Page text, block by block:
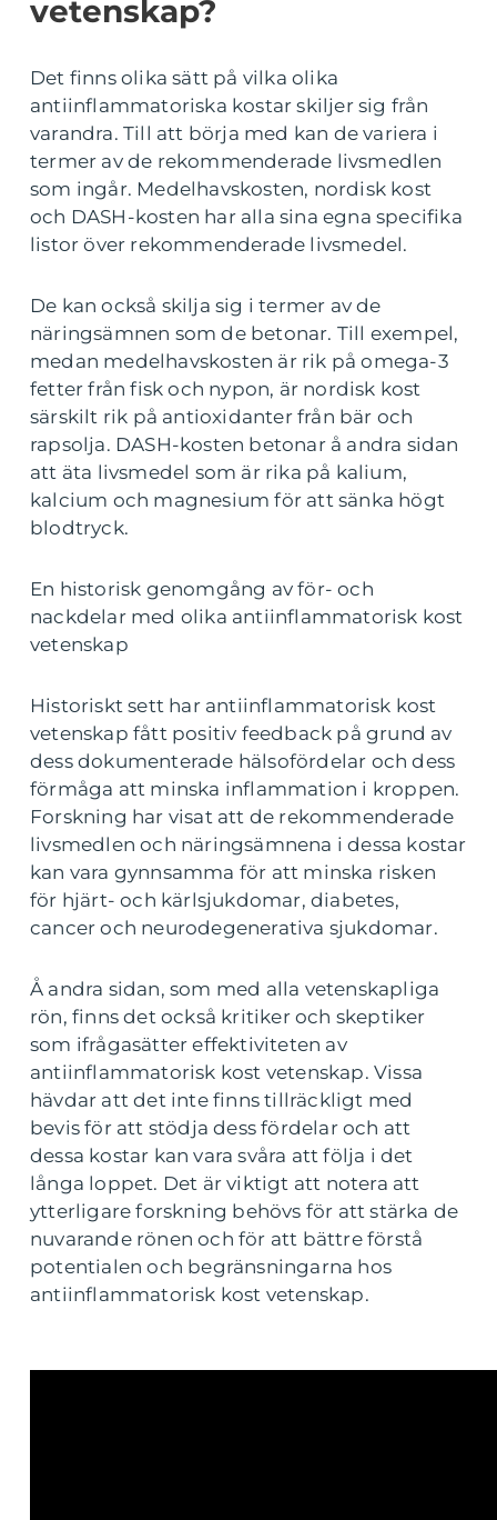
vetenskap?
Det finns olika sätt på vilka olika
antiinflammatoriska kostar skiljer sig från
varandra. Till att börja med kan de variera i
termer av de rekommenderade livsmedlen
som ingår. Medelhavskosten, nordisk kost
och DASH-kosten har alla sina egna specifika
listor över rekommenderade livsmedel.
De kan också skilja sig i termer av de
näringsämnen som de betonar. Till exempel,
medan medelhavskosten är rik på omega-3
fetter från fisk och nypon, är nordisk kost
särskilt rik på antioxidanter från bär och
rapsolja. DASH-kosten betonar å andra sidan
att äta livsmedel som är rika på kalium,
kalcium och magnesium för att sänka högt
blodtryck.
En historisk genomgång av för- och
nackdelar med olika antiinflammatorisk kost
vetenskap
Historiskt sett har antiinflammatorisk kost
vetenskap fått positiv feedback på grund av
dess dokumenterade hälsofördelar och dess
förmåga att minska inflammation i kroppen.
Forskning har visat att de rekommenderade
livsmedlen och näringsämnena i dessa kostar
kan vara gynnsamma för att minska risken
för hjärt- och kärlsjukdomar, diabetes,
cancer och neurodegenerativa sjukdomar.
Å andra sidan, som med alla vetenskapliga
rön, finns det också kritiker och skeptiker
som ifrågasätter effektiviteten av
antiinflammatorisk kost vetenskap. Vissa
hävdar att det inte finns tillräckligt med
bevis för att stödja dess fördelar och att
dessa kostar kan vara svåra att följa i det
långa loppet. Det är viktigt att notera att
ytterligare forskning behövs för att stärka de
nuvarande rönen och för att bättre förstå
potentialen och begränsningarna hos
antiinflammatorisk kost vetenskap.